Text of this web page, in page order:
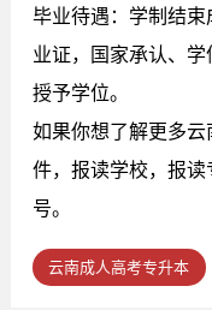
毕业待遇：学制结
业证，国家承认、
授予学位。
如果你想了解更多
件，报读学校，报
号。
云南成人高考专升本